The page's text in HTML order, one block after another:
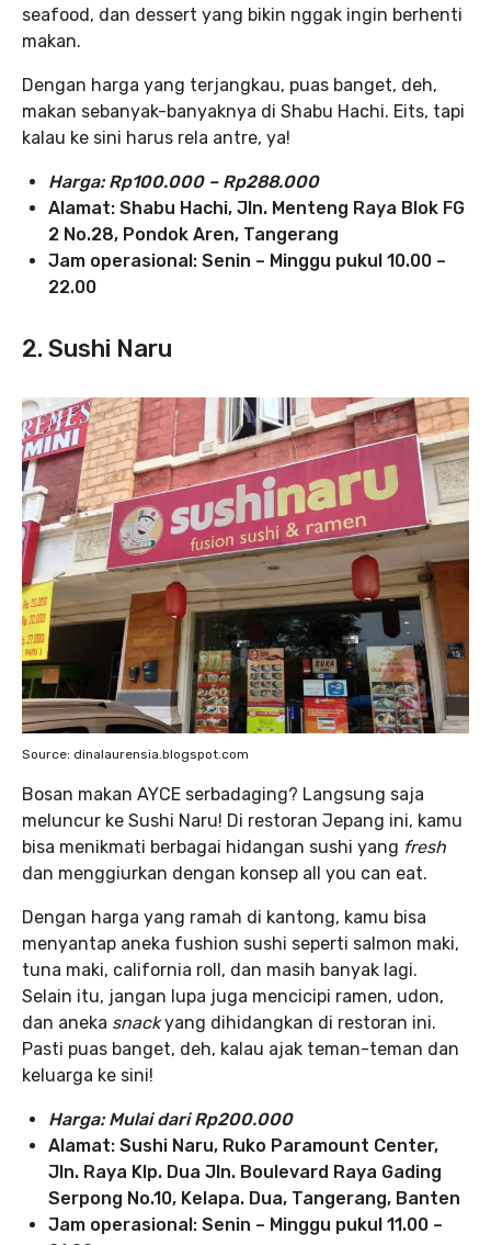
seafood, dan dessert yang bikin nggak ingin berhenti
makan.
Dengan harga yang terjangkau, puas banget, deh,
makan sebanyak-banyaknya di Shabu Hachi. Eits, tapi
kalau ke sini harus rela antre, ya!
Harga: Rp100.000 – Rp288.000
Alamat: Shabu Hachi, Jln. Menteng Raya Blok FG
2 No.28, Pondok Aren, Tangerang
Jam operasional: Senin – Minggu pukul 10.00 –
22.00
2. Sushi Naru
Source: dinalaurensia.blogspot.com
Bosan makan AYCE serbadaging? Langsung saja
meluncur ke Sushi Naru! Di restoran Jepang ini, kamu
bisa menikmati berbagai hidangan sushi yang fresh
dan menggiurkan dengan konsep all you can eat.
Dengan harga yang ramah di kantong, kamu bisa
menyantap aneka fushion sushi seperti salmon maki,
tuna maki, california roll, dan masih banyak lagi.
Selain itu, jangan lupa juga mencicipi ramen, udon,
dan aneka snackyang dihidangkan di restoran ini.
Pasti puas banget, deh, kalau ajak teman-teman dan
keluarga ke sini!
Harga: Mulai dari Rp200.000
Alamat: Sushi Naru, Ruko Paramount Center,
Jln. Raya Klp. Dua Jln. Boulevard Raya Gading
Serpong No.10, Kelapa. Dua, Tangerang, Banten
Jam operasional: Senin – Minggu pukul 11.00 –